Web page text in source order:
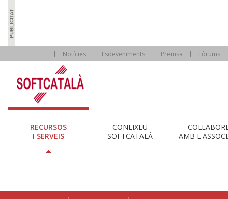
Notícies Esdeveniments Premsa Fòrums
RECURSOS
I SERVEIS
CONEIXEU
SOFTCATALÀ
AMB